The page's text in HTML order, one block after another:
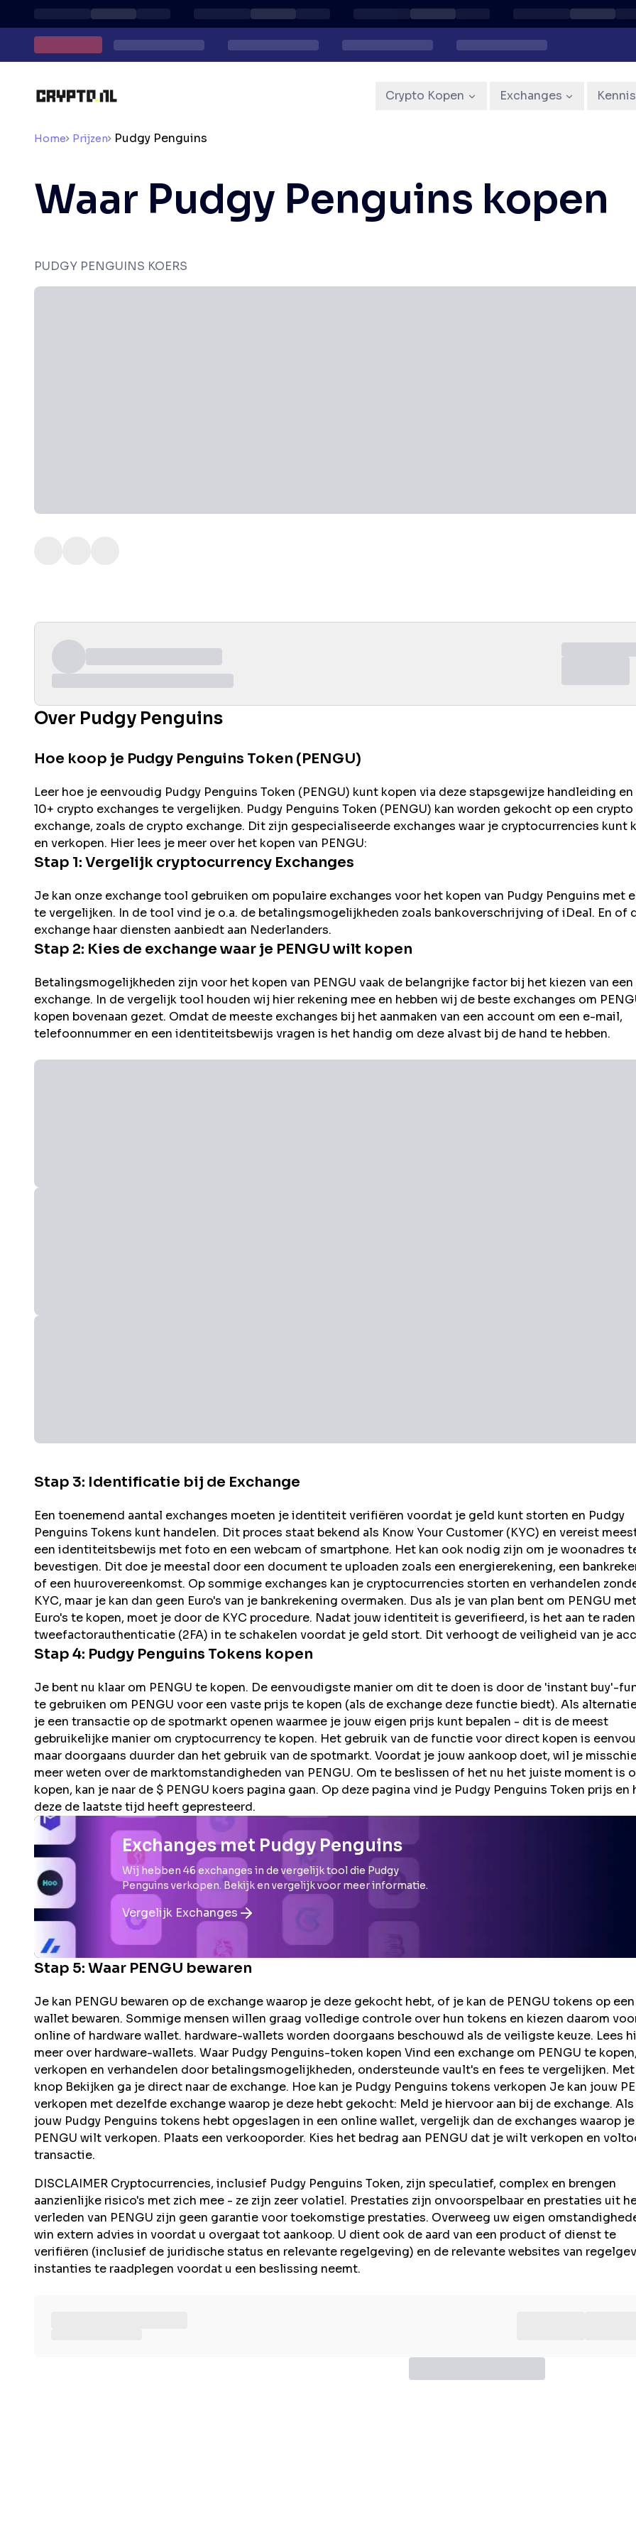
Crypto Kopen Exchanges
Home Prijzen Pudgy Penguins
Waar Pudgy Penguins kopen
PUDGY PENGUINS KOERS
Over Pudgy Penguins
Hoe koop je Pudgy Penguins Token (PENGU)
Leer hoe je eenvoudig Pudgy Penguins Token (PENGU) kunt kopen via deze stapsgewijze handleiding
10+ crypto exchanges te vergelijken. Pudgy Penguins Token (PENGU) kan worden gekocht op een crypto
exchange, zoals de crypto exchange. Dit zijn gespecialiseerde exchanges waar je cryptocurrencies kunt
en verkopen. Hier lees je meer over het kopen van PENGU:
Stap 1: Vergelijk cryptocurrency Exchanges
Je kan onze exchange tool gebruiken om populaire exchanges voor het kopen van Pudgy Penguins met
te vergelijken. In de tool vind je o.a. de betalingsmogelijkheden zoals bankoverschrijving of iDeal. En of
exchange haar diensten aanbiedt aan Nederlanders.
Stap 2: Kies de exchange waar je PENGU wilt kopen
Betalingsmogelijkheden zijn voor het kopen van PENGU vaak de belangrijke factor bij het kiezen van een
exchange. In de vergelijk tool houden wij hier rekening mee en hebben wij de beste exchanges om
kopen bovenaan gezet. Omdat de meeste exchanges bij het aanmaken van een account om een e-mail,
telefoonnummer en een identiteitsbewijs vragen is het handig om deze alvast bij de hand te hebben.
Stap 3: Identificatie bij de Exchange
Een toenemend aantal exchanges moeten je identiteit verifiëren voordat je geld kunt storten en Pudgy
Penguins Tokens kunt handelen. Dit proces staat bekend als Know Your Customer (KYC) en vereist
een identiteitsbewijs met foto en een webcam of smartphone. Het kan ook nodig zijn om je woonadres
bevestigen. Dit doe je meestal door een document te uploaden zoals een energierekening, een
of een huurovereenkomst. Op sommige exchanges kan je cryptocurrencies storten en verhandelen
KYC, maar je kan dan geen Euro's van je bankrekening overmaken. Dus als je van plan bent om PENGU met
Euro's te kopen, moet je door de KYC procedure. Nadat jouw identiteit is geverifieerd, is het aan te
tweefactorauthenticatie (2FA) in te schakelen voordat je geld stort. Dit verhoogt de veiligheid van je
Stap 4: Pudgy Penguins Tokens kopen
Je bent nu klaar om PENGU te kopen. De eenvoudigste manier om dit te doen is door de 'instant buy'-
te gebruiken om PENGU voor een vaste prijs te kopen (als de exchange deze functie biedt). Als
je een transactie op de spotmarkt openen waarmee je jouw eigen prijs kunt bepalen - dit is de meest
gebruikelijke manier om cryptocurrency te kopen. Het gebruik van de functie voor direct kopen is
maar doorgaans duurder dan het gebruik van de spotmarkt. Voordat je jouw aankoop doet, wil je
meer weten over de marktomstandigheden van PENGU. Om te beslissen of het nu het juiste moment is
kopen, kan je naar de $ PENGU koers pagina gaan. Op deze pagina vind je Pudgy Penguins Token prijs en
deze de laatste tijd heeft gepresteerd.
Exchanges met Pudgy Penguins
Wij hebben 46 exchanges in de vergelijk tool die Pudgy
Penguins verkopen. Bekijk en vergelijk voor meer informatie.
Vergelijk Exchanges
Stap 5: Waar PENGU bewaren
Je kan PENGU bewaren op de exchange waarop je deze gekocht hebt, of je kan de PENGU tokens op
wallet bewaren. Sommige mensen willen graag volledige controle over hun tokens en kiezen daarom
online of hardware wallet. hardware-wallets worden doorgaans beschouwd als de veiligste keuze. Lees
meer over hardware-wallets. Waar Pudgy Penguins-token kopen Vind een exchange om PENGU te
verkopen en verhandelen door betalingsmogelijkheden, ondersteunde vault's en fees te vergelijken.
knop Bekijken ga je direct naar de exchange. Hoe kan je Pudgy Penguins tokens verkopen Je kan jouw
verkopen met dezelfde exchange waarop je deze hebt gekocht: Meld je hiervoor aan bij de exchange.
jouw Pudgy Penguins tokens hebt opgeslagen in een online wallet, vergelijk dan de exchanges waarop
PENGU wilt verkopen. Plaats een verkooporder. Kies het bedrag aan PENGU dat je wilt verkopen en
transactie.
DISCLAIMER Cryptocurrencies, inclusief Pudgy Penguins Token, zijn speculatief, complex en brengen
aanzienlijke risico's met zich mee - ze zijn zeer volatiel. Prestaties zijn onvoorspelbaar en prestaties uit
verleden van PENGU zijn geen garantie voor toekomstige prestaties. Overweeg uw eigen
win extern advies in voordat u overgaat tot aankoop. U dient ook de aard van een product of dienst te
verifiëren (inclusief de juridische status en relevante regelgeving) en de relevante websites van
instanties te raadplegen voordat u een beslissing neemt.